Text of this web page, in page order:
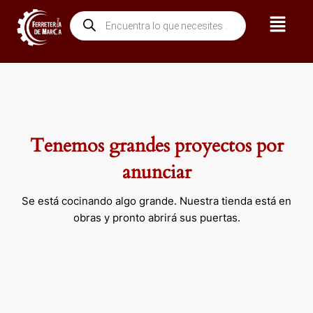
contenido
Búsqueda
de
productos
Menú
Tenemos grandes proyectos por
anunciar
Se está cocinando algo grande. Nuestra tienda está en
obras y pronto abrirá sus puertas.